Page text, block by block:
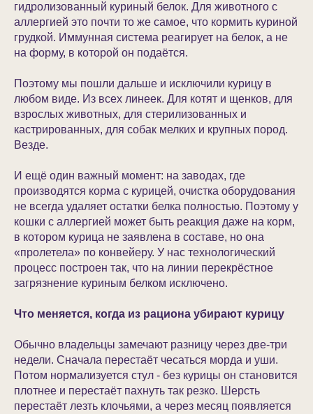
гидролизованный куриный белок. Для животного с
аллергией это почти то же самое, что кормить куриной
грудкой. Иммунная система реагирует на белок, а не
на форму, в которой он подаётся.
Поэтому мы пошли дальше и исключили курицу в
любом виде. Из всех линеек. Для котят и щенков, для
взрослых животных, для стерилизованных и
кастрированных, для собак мелких и крупных пород.
Везде.
И ещё один важный момент: на заводах, где
производятся корма с курицей, очистка оборудования
не всегда удаляет остатки белка полностью. Поэтому у
кошки с аллергией может быть реакция даже на корм,
в котором курица не заявлена в составе, но она
«пролетела» по конвейеру. У нас технологический
процесс построен так, что на линии перекрёстное
загрязнение куриным белком исключено.
Что меняется, когда из рациона убирают курицу
Обычно владельцы замечают разницу через две-три
недели. Сначала перестаёт чесаться морда и уши.
Потом нормализуется стул - без курицы он становится
плотнее и перестаёт пахнуть так резко. Шерсть
перестаёт лезть клочьями, а через месяц появляется